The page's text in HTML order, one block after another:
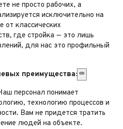
не просто рабочих, а
исключительно на
от классических
где стройка — это лишь
для нас это профильный
преимущества:
персонал понимает
технологию процессов и
Вам не придется тратить
людей на объекте.